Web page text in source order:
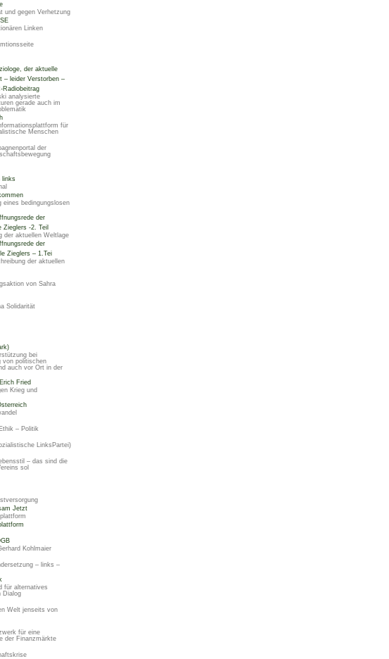
und gegen Verhetzung
Linken
der aktuelle
– leider Verstorben –
Radiobeitrag
analysierte
gerade auch im
für
Menschen
der
links
eines bedingungslosen
der
Zieglers -2. Teil
der aktuellen Weltlage
der
Zieglers – 1.Tei
der aktuellen
von Sahra
Solidarität
bei
von politischen
auch vor Ort in der
Fried
Krieg und
– Politik
LinksPartei)
– das sind die
sol
Jetzt
Kohlmaier
– links –
für alternatives
Dialog
Welt jenseits von
für eine
der Finanzmärkte